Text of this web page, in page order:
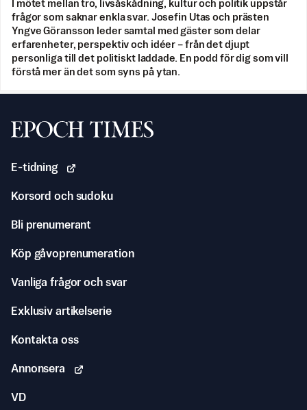
I mötet mellan tro, livsåskådning, kultur och politik uppstår
frågor som saknar enkla svar. Josefin Utas och prästen
Yngve Göransson leder samtal med gäster som delar
erfarenheter, perspektiv och idéer – från det djupt
personliga till det politiskt laddade. En podd för dig som vill
förstå mer än det som syns på ytan.
Svenska Epoch Times
E-tidning
Korsord och sudoku
Bli prenumerant
Köp gåvoprenumeration
Vanliga frågor och svar
Exklusiv artikelserie
Kontakta oss
Annonsera
VD